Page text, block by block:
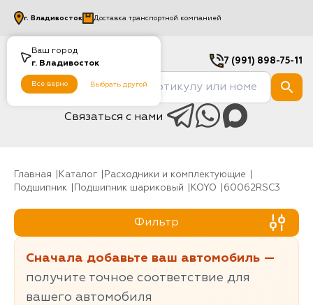
Ваш город
г. Владивосток
Все верно Выбрать другой
г. Владивосток Доставка транспортной компанией
7 (991) 898-75-11
Связаться с нами
Главная Каталог
Расходники и комплектующие
Подшипник
Подшипник шариковый KOYO 60062RSC3
Фильтр
Сначала добавьте ваш автомобиль —
получите точное соответствие для
вашего автомобиля